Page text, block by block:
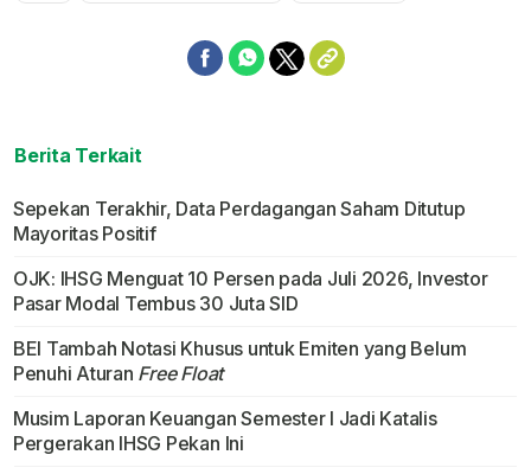
Berita Terkait
Sepekan Terakhir, Data Perdagangan Saham Ditutup
Mayoritas Positif
OJK: IHSG Menguat 10 Persen pada Juli 2026, Investor
Pasar Modal Tembus 30 Juta SID
BEI Tambah Notasi Khusus untuk Emiten yang Belum
Penuhi Aturan Free Float
Musim Laporan Keuangan Semester I Jadi Katalis
Pergerakan IHSG Pekan Ini